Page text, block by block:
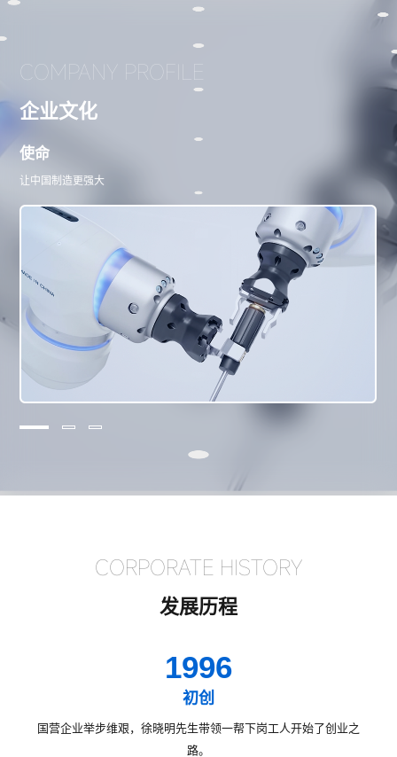
COMPANY PROFILE
企业文化
使命
让中国制造更强大
CORPORATE HISTORY
发展历程
1996
初创
国营企业举步维艰，徐晓明先生带领一帮下岗工人开始了创业之
路。